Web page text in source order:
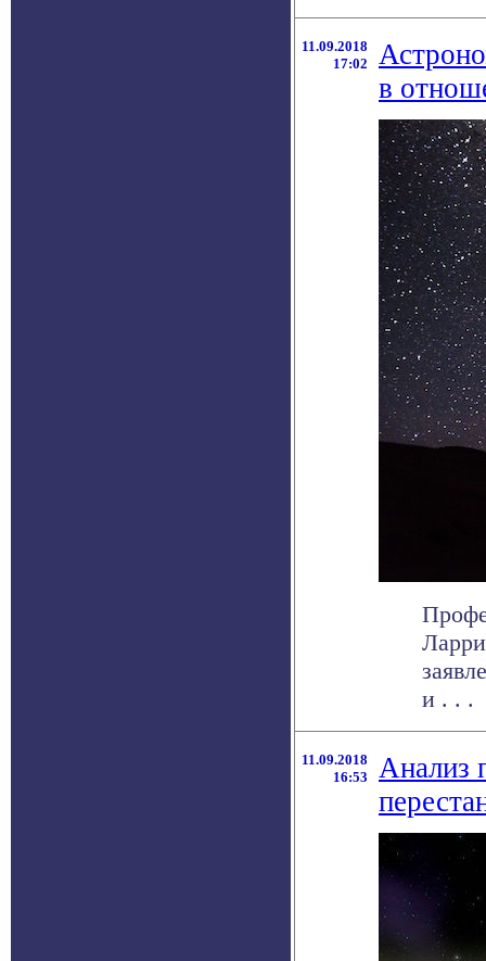
11.09.2018
17:02
в
и . . .
11.09.2018
16:53
Анализ